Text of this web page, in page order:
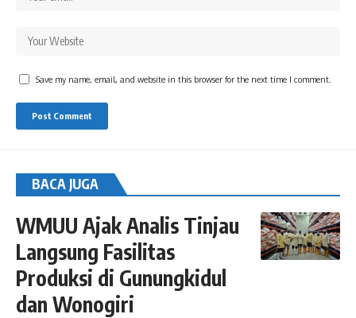
Save my name, email, and website in this browser for the next time I comment.
BACA JUGA
WMUU Ajak Analis Tinjau
Langsung Fasilitas
Produksi di Gunungkidul
dan Wonogiri